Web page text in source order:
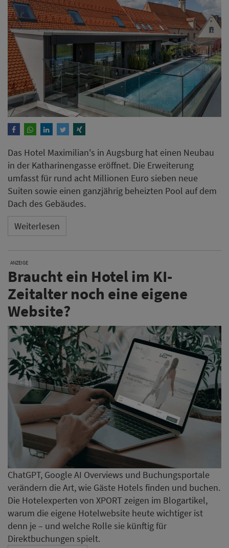
Das Hotel Maximilian's in Augsburg hat einen Neubau
in der Katharinengasse eröffnet. Die Erweiterung
umfasst für rund acht Millionen Euro sieben neue
Suiten sowie einen ganzjährig beheizten Pool auf dem
Dach des Gebäudes.
Weiterlesen
ANZEIGE
Braucht ein Hotel im KI-
Zeitalter noch eine eigene
Website?
ChatGPT, Google AI Overviews und Buchungsportale
verändern die Art, wie Gäste Hotels finden und buchen.
Die Hotelexperten von XPORT zeigen im Blogartikel,
warum die eigene Hotelwebsite heute wichtiger ist
denn je – und welche Rolle sie künftig für
Direktbuchungen spielt.